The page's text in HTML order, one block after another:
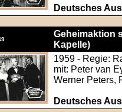
Deutsches
Geheimaktion
Kapelle)
1959 - Regie:
mit: Peter van
Werner Peters,
Deutsches